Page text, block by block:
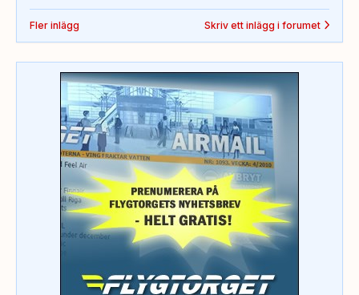
Fler inlägg Skriv ett inlägg i forumet